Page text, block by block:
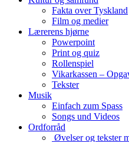
Fakta over Tyskland
Film og medier
Lærerens hjørne
Powerpoint
Print og quiz
Rollenspiel
Vikarkassen –
Tekster
Musik
Einfach zum Spass
Songs und Videos
Ordforråd
Øvelser og tekster